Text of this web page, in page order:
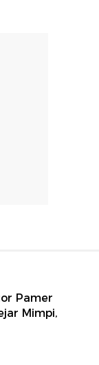
Pamer
Mimpi,